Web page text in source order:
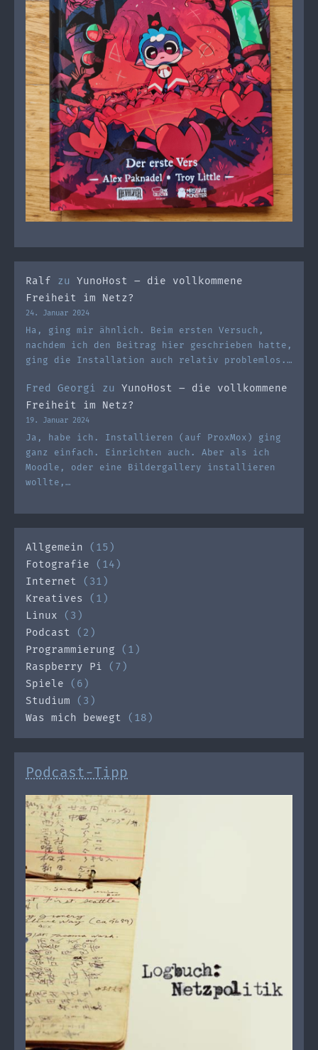
Ralf zu YunoHost – die vollkommene
Freiheit im Netz?
24. Januar 2024
Ha, ging mir ähnlich. Beim ersten Versuch,
nachdem ich den Beitrag hier geschrieben hatte,
ging die Installation auch relativ problemlos.…
Fred Georgi zu YunoHost – die vollkommene
Freiheit im Netz?
19. Januar 2024
Ja, habe ich. Installieren (auf ProxMox) ging
ganz einfach. Einrichten auch. Aber als ich
Moodle, oder eine Bildergallery installieren
wollte,…
Allgemein (15)
Fotografie (14)
Internet (31)
Kreatives
(1)
Linux (3)
Podcast (2)
Programmierung (1)
Raspberry Pi (7)
Spiele (6)
Studium (3)
Was mich bewegt (18)
Podcast-Tipp